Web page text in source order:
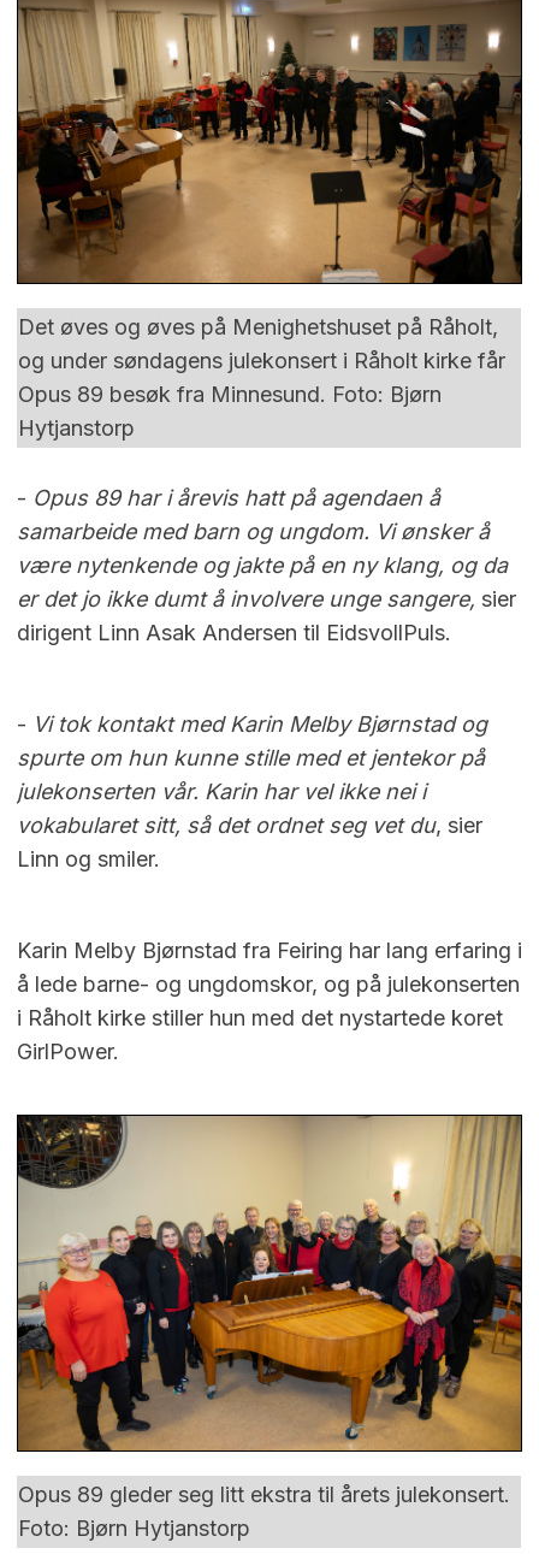
Det øves og øves på Menighetshuset på Råholt,
og under søndagens julekonsert i Råholt kirke får
Opus 89 besøk fra Minnesund. Foto: Bjørn
Hytjanstorp
- Opus 89 har i årevis hatt på agendaen å
samarbeide med barn og ungdom. Vi ønsker å
være nytenkende og jakte på en ny klang, og da
er det jo ikke dumt å involvere unge sangere, sier
dirigent Linn Asak Andersen til EidsvollPuls.
- Vi tok kontakt med Karin Melby Bjørnstad og
spurte om hun kunne stille med et jentekor på
julekonserten vår. Karin har vel ikke nei i
vokabularet sitt, så det ordnet seg vet du, sier
Linn og smiler.
Karin Melby Bjørnstad fra Feiring har lang erfaring i
å lede barne- og ungdomskor, og på julekonserten
i Råholt kirke stiller hun med det nystartede koret
GirlPower.
Opus 89 gleder seg litt ekstra til årets julekonsert.
Foto: Bjørn Hytjanstorp